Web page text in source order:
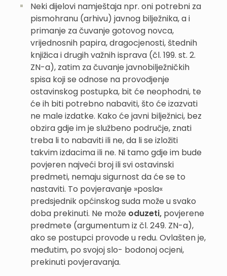
Neki dijelovi namještaja npr. oni potrebni za
pismohranu (arhivu) javnog bilježnika, a i
primanje za čuvanje gotovog novca,
vrijednosnih papira, dragocjenosti, štednih
knjižica i drugih važnih isprava (čl. 199. st. 2.
ZN-a), zatim za čuvanje javnobilježničkih
spisa koji se odnose na provodjenje
ostavinskog postupka, bit će neophodni, te
će ih biti potrebno nabaviti, što će izazvati
ne male izdatke. Kako će javni bilježnici, bez
obzira gdje im je službeno područje, znati
treba li to nabaviti ili ne, da li se izložiti
takvim izdacima ili ne. Ni tamo gdje im bude
povjeren najveći broj ili svi ostavinski
predmeti, nemaju sigurnost da će se to
nastaviti. To povjeravanje »posla«
predsjednik općinskog suda može u svako
doba prekinuti. Ne može oduzeti, povjerene
predmete (argumentum iz čl. 249. ZN-a),
ako se postupci provode u redu. Ovlašten je,
međutim, po svojoj slo- bodonoj ocjeni,
prekinuti povjeravanja.